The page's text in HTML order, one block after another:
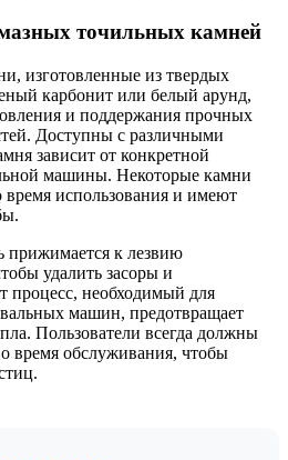
точильных камней
изготовленные из твердых
карбонит или белый арунд,
и поддержания прочных
Доступны с различными
зависит от конкретной
машины. Некоторые камни
время использования и имеют
прижимается к лезвию
удалить засоры и
процесс, необходимый для
машин, предотвращает
Пользователи всегда должны
время обслуживания, чтобы